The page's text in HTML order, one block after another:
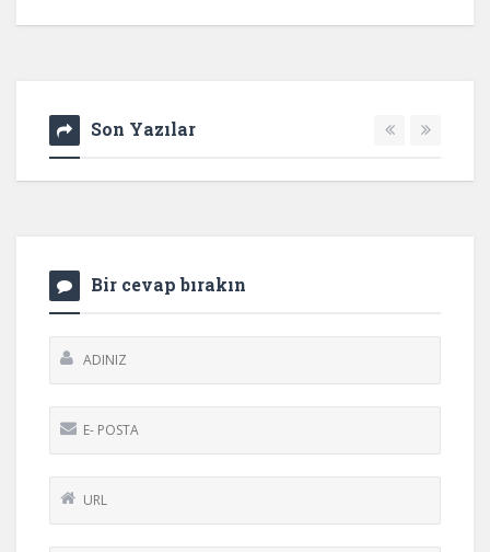
Son Yazılar
Bir cevap bırakın